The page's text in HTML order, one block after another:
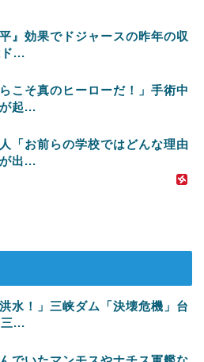
平』効果でドジャースの昨年の収
...
こそ真のヒーローだ！」手術中
起...
「お前らの学校ではどんな理由
出...
水！」三峡ダム「決壊危機」台
...